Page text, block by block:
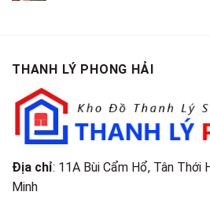
Điểm
Nhận
Biết
THANH LÝ PHONG HẢI
Địa chỉ: 11A Bùi Cẩm Hổ, Tân Thới
Minh